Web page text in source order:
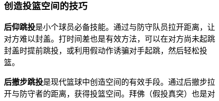
创造投篮空间的技巧
后仰跳投是小个球员必备技能。通过与防守队员拉开距离，让
对方难以封盖。打时间差也是有效方法，可以在对方尚未起跳
封盖时提前跳投，或利用假动作诱骗对手起跳，然后轻松投
篮。
后撤步跳投是现代篮球中创造空间的有效手段。通过后撤步拉
开与防守者的距离，获得投篮空间。拜佛（假投真突）也是对